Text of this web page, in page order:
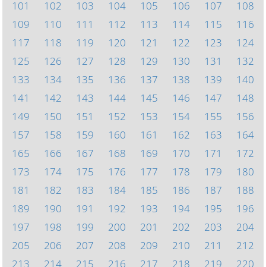
101
102 103 104 105 106 107
108
109
110 111 112 113 114 115
116
117
118 119 120 121 122 123
124
125
126 127 128 129 130 131
132
133
134 135 136 137 138 139
140
141
142 143 144 145 146 147
148
149
150 151 152 153 154 155
156
157
158 159 160 161 162 163
164
165
166 167 168 169 170 171
172
173
174 175 176 177 178 179
180
181
182 183 184 185 186 187
188
189
190 191 192 193 194 195
196
197
198 199 200 201 202 203
204
205
206 207 208 209 210 211
212
213
214 215 216 217 218 219 220